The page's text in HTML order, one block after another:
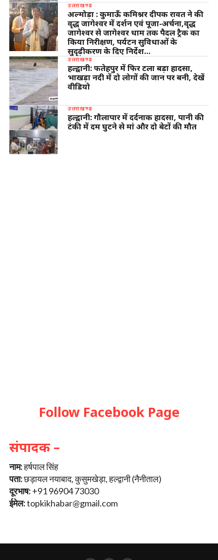
उत्तराखण्ड
अल्मोड़ा : कुमाऊँ कमिश्नर दीपक रावत ने की
वृद्ध जागेश्वर में दर्शन एवं पूजा-अर्चना,वृद्ध
जागेश्वर से जागेश्वर धाम तक पैदल ट्रैक का
किया निरीक्षण, पर्यटन सुविधाओं के
सुदृढ़ीकरण के दिए निर्देश…
उत्तराखण्ड
हल्द्वानी: फतेहपुर में फिर टला बड़ा हादसा,
भाखड़ा नदी में दो लोगों की जान पर बनी, देखें
वीडियो
उत्तराखण्ड
हल्द्वानी: गौलापार में दर्दनाक हादसा, पानी की
टंकी में दम घुटने से मां और दो बेटों की मौत
Follow Facebook Page
संपादक –
नाम:हर्षपाल सिंह
पता:छड़ायल नयाबाद, कुसुमखेड़ा, हल्द्वानी (नैनीताल)
दूरभाष:+91 96904 73030
ईमेल:topkikhabar@gmail.com